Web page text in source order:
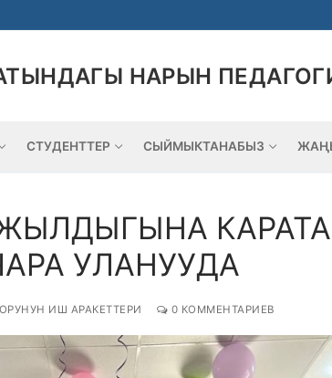
НАРЫН
СТУДЕНТТЕР СЫЙМЫКТАНАБЫЗ
КАРАТА
УЛАНУУДА
ИШ АРАКЕТТЕРИ 0 КОММЕНТАРИЕВ